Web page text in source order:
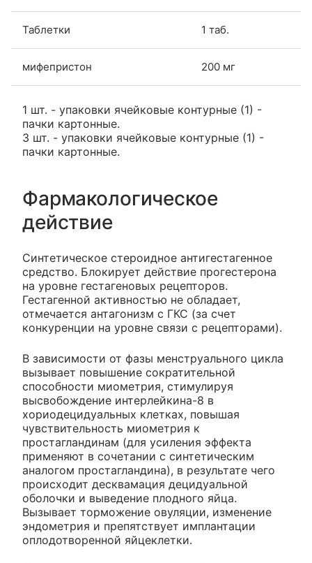
Таблетки 1 таб.
мифепристон 200 мг
1 шт. - упаковки ячейковые контурные (1) -
пачки картонные.
3 шт. - упаковки ячейковые контурные (1) -
пачки картонные.
Фармакологическое
действие
Синтетическое стероидное антигестагенное
средство. Блокирует действие прогестерона
на уровне гестагеновых рецепторов.
Гестагенной активностью не обладает,
отмечается антагонизм с ГКС (за счет
конкуренции на уровне связи с рецепторами).
В зависимости от фазы менструального цикла
вызывает повышение сократительной
способности миометрия, стимулируя
высвобождение интерлейкина-8 в
хориодецидуальных клетках, повышая
чувствительность миометрия к
простагландинам (для усиления эффекта
применяют в сочетании с синтетическим
аналогом простагландина), в результате чего
происходит десквамация децидуальной
оболочки и выведение плодного яйца.
Вызывает торможение овуляции, изменение
эндометрия и препятствует имплантации
оплодотворенной яйцеклетки.